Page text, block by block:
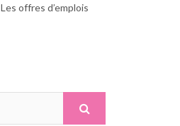
Les offres d’emplois